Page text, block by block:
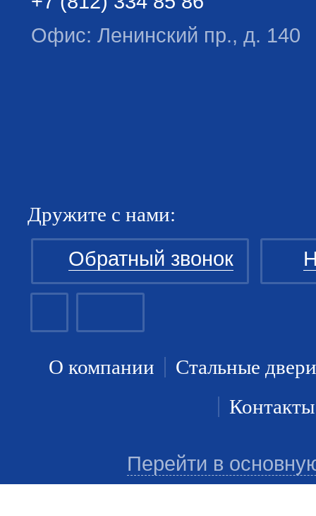
Офис: Ленинский пр., д. 140
Дружите с нами:
О компании
Стальные двери
Контакты
Обратный звонок
Перейти в